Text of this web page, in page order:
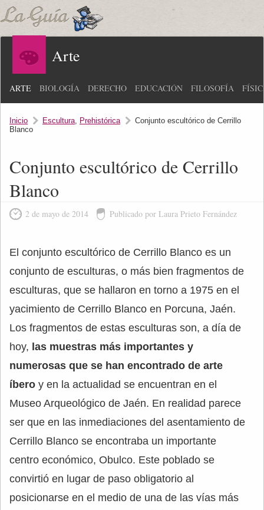
Arte
ARTE BIOLOGÍA DERECHO EDUCACIÓN FILOSOFÍA
Inicio Escultura, Prehistórica
Conjunto escultórico de Cerrillo
Blanco
Conjunto escultórico de Cerrillo
Blanco
2 de mayo de 2014 Publicado por Laura Prieto Fernández
El conjunto escultórico de Cerrillo Blanco es un
conjunto de esculturas, o más bien fragmentos de
esculturas, que se hallaron en torno a 1975 en el
yacimiento de Cerrillo Blanco en Porcuna, Jaén.
Los fragmentos de estas esculturas son, a día de
hoy, las muestras más importantes y
numerosas que se han encontrado de arte
íbero y en la actualidad se encuentran en el
Museo Arqueológico de Jaén. En realidad parece
ser que en las inmediaciones del asentamiento de
Cerrillo Blanco se encontraba un importante
centro económico, Obulco. Este poblado se
convirtió en lugar de paso obligatorio al
posicionarse en el medio de una de las vías más